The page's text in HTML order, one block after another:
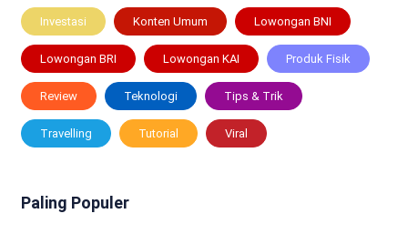
Investasi Konten Umum Lowongan BNI
Lowongan BRI Lowongan KAI Produk Fisik
Review Teknologi Tips & Trik
Travelling Tutorial Viral
Paling Populer